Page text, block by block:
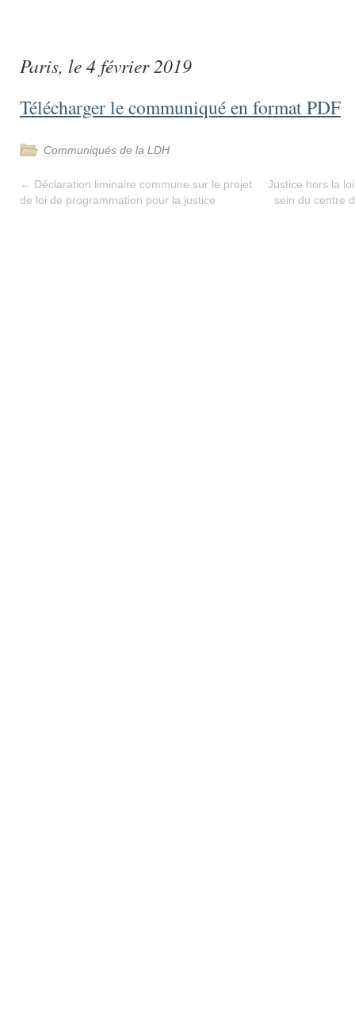
Paris, le 4 février 2019
Télécharger le communiqué en format PDF
Communiqués de la LDH
← Déclaration liminaire commune sur le projet
de loi de programmation pour la justice
Justice hors la
sein du centre